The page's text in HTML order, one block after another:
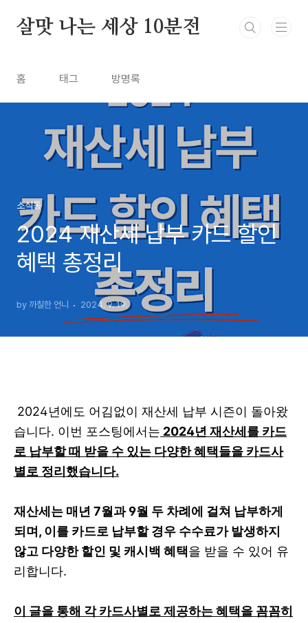
살맛 나는 세상 10분전
홈 태그 방명록
소식통
2024 재산세 납부 카드 할인
혜택 총정리
by 까칠한 언니 2024. 9. 19.
2024년에도 어김없이 재산세 납부 시즌이 돌아왔
습니다. 이번 포스팅에서는 2024년 재산세를 카드
로 납부할 때 받을 수 있는 다양한 혜택들을 카드사
별로 정리했습니다.
재산세는 매년 7월과 9월 두 차례에 걸쳐 납부하게
되며, 이를 카드로 납부할 경우 수수료가 발생하지
않고 다양한 할인 및 캐시백 혜택을 받을 수 있어 유
리합니다.
이 글을 통해 각 카드사별로 제공하는 혜택을 꼼꼼히